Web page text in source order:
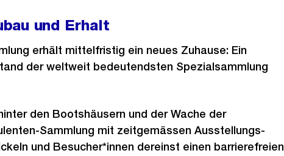
und Erhalt
erhält mittelfristig ein neues Zuhause: Ein
der weltweit bedeutendsten Spezialsammlung
den Bootshäusern und der Wache der
Sammlung mit zeitgemässen Ausstellungs-
und Besucher*innen dereinst einen barrierefreien